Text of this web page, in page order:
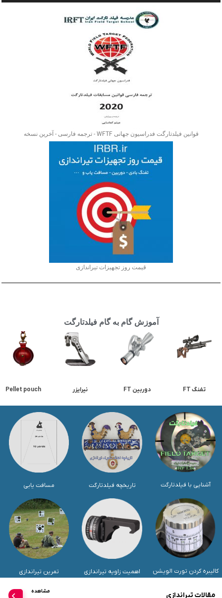
قوانین فیلدتارگت فدراسیون جهانی WFTF - ترجمه فارسی - آخرین نسخه
قیمت روز تجهیزات تیراندازی
آموزش گام به گام فیلدتارگت
تفنگ FT دوربین FT نیرایزر Pellet pouch
آشنایی با فیلدتارگت
کالیبره کردن تورت الویشن
تاریخچه فیلدتارگت
اهمیت زاویه تیراندازی
مسافت یابی
تمرین تیراندازی
مقالات تیراندازی
مشاهده